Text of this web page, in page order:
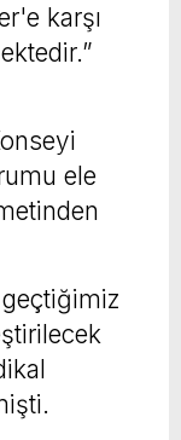
karşı
ele
geçtiğimiz